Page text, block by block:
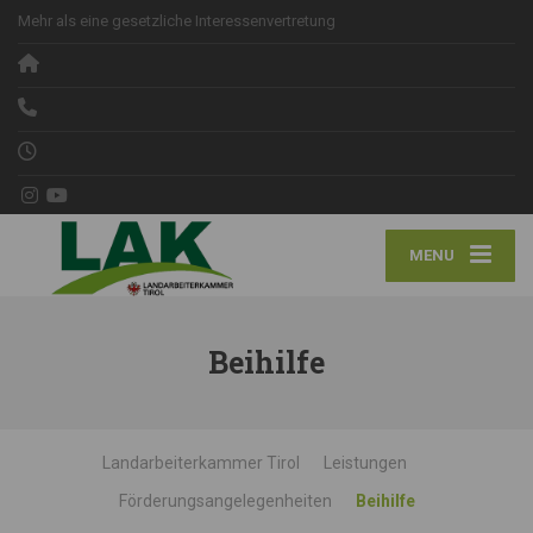
Mehr als eine gesetzliche Interessenvertretung
MENU
Beihilfe
Landarbeiterkammer Tirol
Leistungen
Förderungsangelegenheiten
Beihilfe